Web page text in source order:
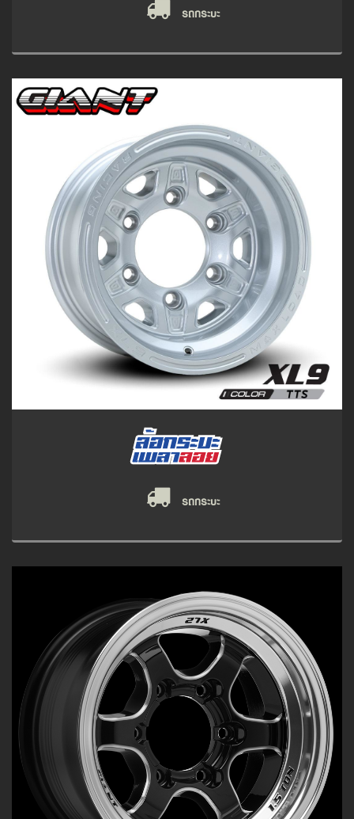
รถกระบะ
รถกระบะ